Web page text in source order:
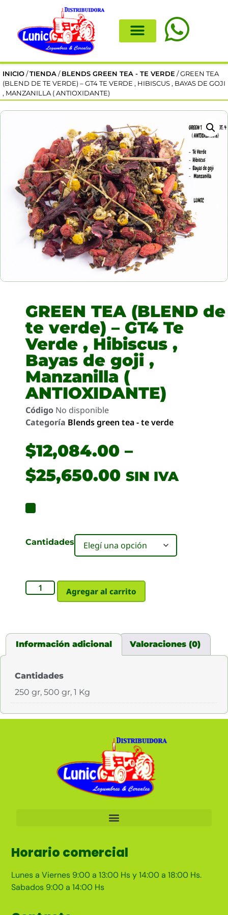
INICIO /TIENDA / BLENDS GREEN TEA - TE VERDE / GREEN TEA
(BLEND DE TE VERDE) – GT4 TE VERDE , HIBISCUS , BAYAS DE GOJI
, MANZANILLA ( ANTIOXIDANTE)
GREEN TEA (BLEND de
te verde) – GT4 Te
Verde , Hibiscus ,
Bayas de goji ,
Manzanilla (
ANTIOXIDANTE)
Código No disponible
Categoría Blends green tea - te verde
$12,084.00 –
$25,650.00 SIN IVA
Cantidades
Agregar al carrito
Información adicional Valoraciones (0)
Cantidades
250 gr, 500 gr, 1 Kg
Horario comercial
Lunes a Viernes 9:00 a 13:00 Hs y 14:00 a 18:00 Hs.
Sabados 9:00 a 14:00 Hs